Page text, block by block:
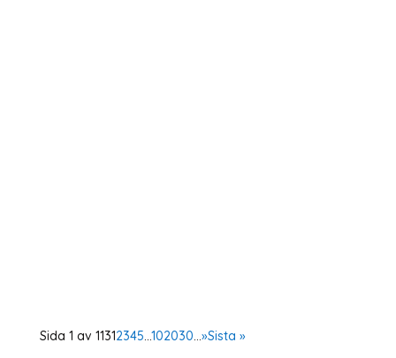
Sida 1 av 11312345...102030...»Sista »